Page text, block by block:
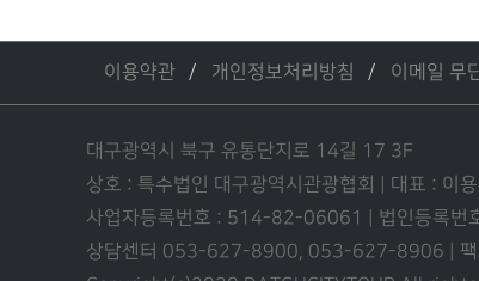
이용약관 개인정보처리방침 이메일 무
대구광역시 북구 유통단지로 14길 17 3F
상호 : 특수법인 대구광역시관광협회 | 대표 : 이
사업자등록번호 : 514-82-06061 | 법인등록
상담센터 053-627-8900, 053-627-8906 | 팩